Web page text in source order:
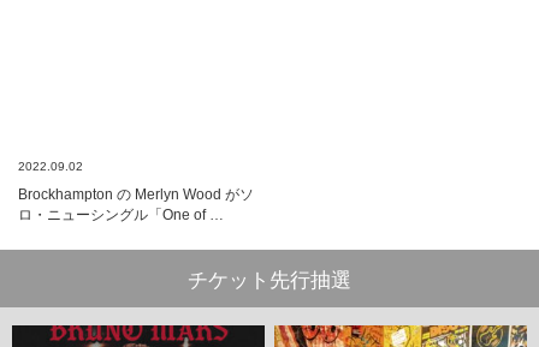
2022.09.02
Brockhampton の Merlyn Wood がソ
ロ・ニューシングル「One of …
チケット先行抽選